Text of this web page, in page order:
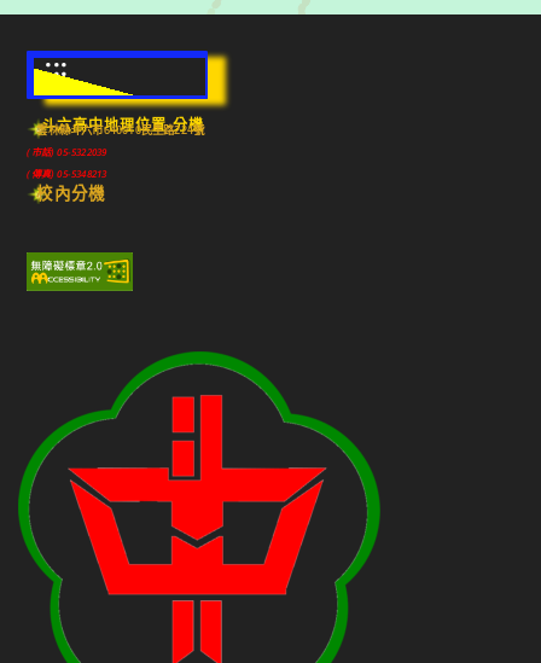
:::
斗六高中地理位置-分機
雲林縣斗六市640010民生路224號
(市話) 05-5322039
(傳真) 05-5348213
校內分機